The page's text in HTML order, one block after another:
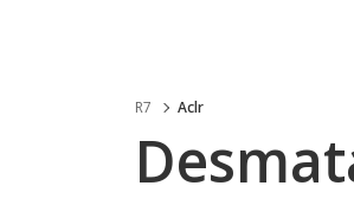
R7 Aclr